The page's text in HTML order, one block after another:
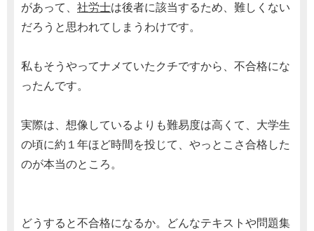
があって、 社労士は後者に該当するため、難しくない
だろうと思われてしまうわけです。
私もそうやってナメていたクチですから、不合格にな
ったんです。
実際は、想像しているよりも難易度は高くて、大学生
の頃に約１年ほど時間を投じて、やっとこさ合格した
のが本当のところ。
どうすると不合格になるか。どんなテキストや問題集